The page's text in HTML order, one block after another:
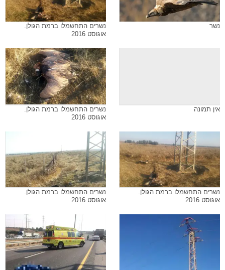
נשר
נשרים התחשמלו ברמת הגולן.
אוגוסט 2016
אין תמונה
נשרים התחשמלו ברמת הגולן.
אוגוסט 2016
נשרים התחשמלו ברמת הגולן.
אוגוסט 2016
נשרים התחשמלו ברמת הגולן.
אוגוסט 2016